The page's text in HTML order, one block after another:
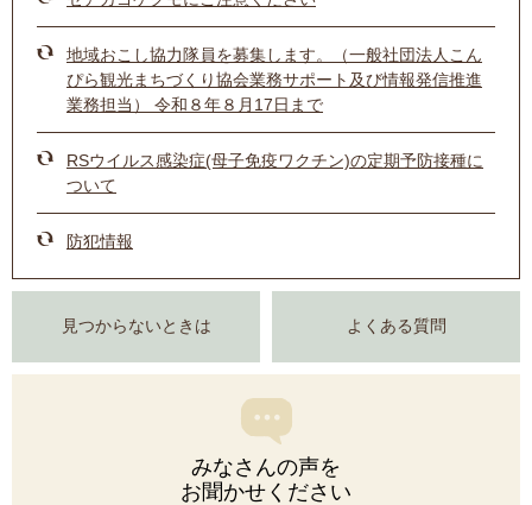
地域おこし協力隊員を募集します。（一般社団法人こん
ぴら観光まちづくり協会業務サポート及び情報発信推進
業務担当） 令和８年８月17日まで
RSウイルス感染症(母子免疫ワクチン)の定期予防接種に
ついて
防犯情報
見つからないときは よくある質問
みなさんの声を
お聞かせください